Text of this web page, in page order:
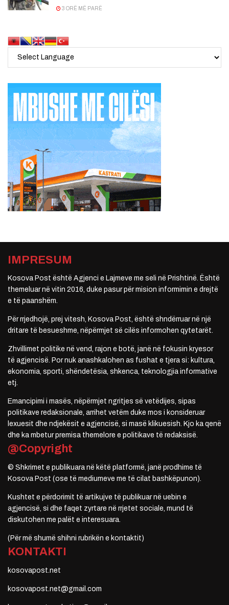
3 ORË MË PARË
IMPRESUM
Kosova Post është Agjenci e Lajmeve me seli në Prishtinë. Është
themeluar në vitin 2016, duke pasur për mision informimin e drejtë
e të paanshëm.
Për rrjedhojë, prej vitesh, Kosova Post, është shndërruar në një
dritare të besueshme, nëpërmjet së cilës informohen qytetarët.
Zhvillimet politike në vend, rajon e botë, janë në fokusin kryesor
të agjencisë. Por nuk anashkalohen as fushat e tjera si: kultura,
ekonomia, sporti, shëndetësia, shkenca, teknologjia informative
etj.
Emancipimi i masës, nëpërmjet ngritjes së vetëdijes, sipas
politikave redaksionale, arrihet vetëm duke mos i konsideruar
lexuesit dhe ndjekësit e agjencisë, si masë klikuesish. Kjo ka qenë
dhe ka mbetur premisa themelore e politikave të redaksisë.
@Copyright
© Shkrimet e publikuara në këtë platformë, janë prodhime të
Kosova Post (ose të mediumeve me të cilat bashkëpunon).
Kushtet e përdorimit të artikujve të publikuar në uebin e
agjencisë, si dhe faqet zyrtare në rrjetet sociale, mund të
diskutohen me palët e interesuara.
(Për më shumë shihni rubrikën e kontaktit)
KONTAKTI
kosovapost.net
kosovapost.net@gmail.com